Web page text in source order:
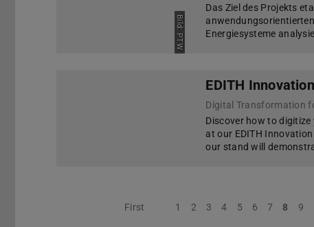
Bild: PTW
Das Ziel des Projekts
Energiesysteme
EDITH
Digital Transformation
Discover how to
at our EDITH
our stand will
First Previous
1 2 3 4 5 6 7 8 9